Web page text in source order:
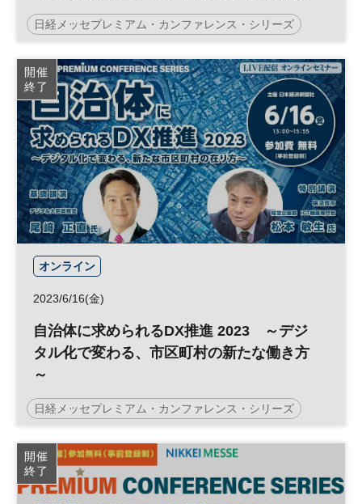
は
日経メッセプレミアム・カンファレンス・シリーズ
顧客体験 CX DX 参加無料
プレミアム・カンファレンス・シリーズ
開催
終了
オンライン
2023/6/16(金)
自治体に求められるDX推進 2023 ～デジ
タル化で変わる、市区町村の新たな働き方
～
日経メッセプレミアム・カンファレンス・シリーズ
デジタル化 地方自治体 DX 参加無料
プレミアム・カンファレンス・シリーズ
開催
終了